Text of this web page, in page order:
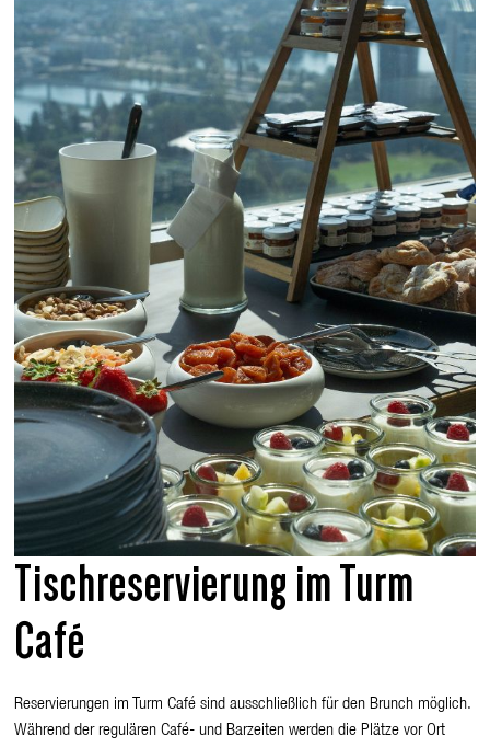
Tischreservierung im Turm
Café
Reservierungen im Turm Café sind ausschließlich für den Brunch möglich.
Während der regulären Café- und Barzeiten werden die Plätze vor Ort